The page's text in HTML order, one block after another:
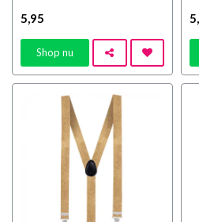
5 ,95
Shop nu
5